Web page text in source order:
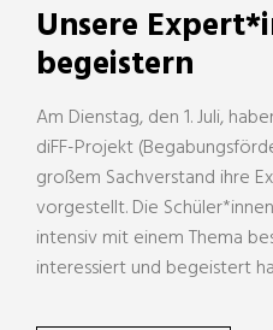
Unsere
begeistern
Am Dienstag, den 1. Juli,
diFF-Projekt
großem Sachverstand ihre
vorgestellt. Die
intensiv mit einem Thema
interessiert und begeistert